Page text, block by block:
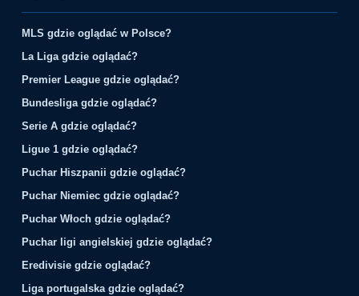
MLS gdzie oglądać w Polsce?
La Liga gdzie oglądać?
Premier League gdzie oglądać?
Bundesliga gdzie oglądać?
Serie A gdzie oglądać?
Ligue 1 gdzie oglądać?
Puchar Hiszpanii gdzie oglądać?
Puchar Niemiec gdzie oglądać?
Puchar Włoch gdzie oglądać?
Puchar ligi angielskiej gdzie oglądać?
Eredivisie gdzie oglądać?
Liga portugalska gdzie oglądać?